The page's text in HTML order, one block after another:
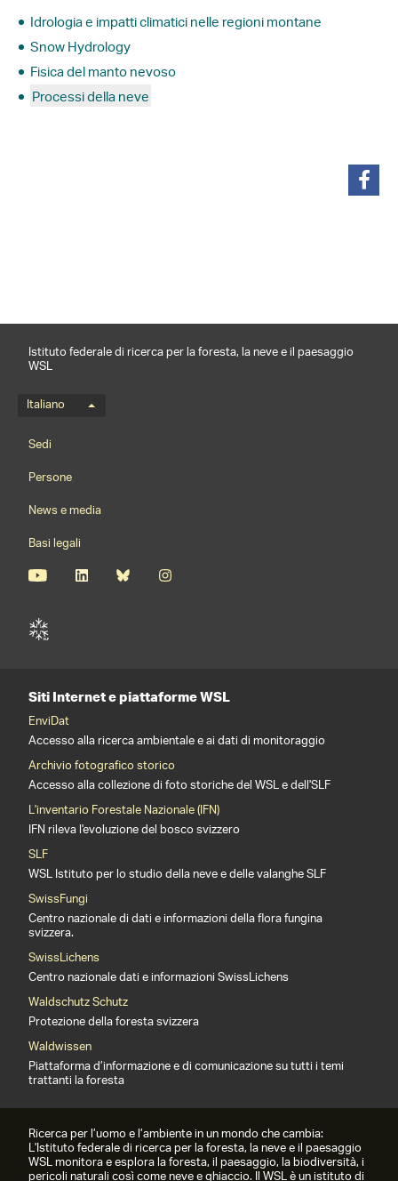
Idrologia e impatti climatici nelle regioni montane
Snow Hydrology
Fisica del manto nevoso
Processi della neve
Istituto federale di ricerca per la foresta, la neve e il paesaggio
WSL
Menu della lingua
Italiano
Footernavigation
Sedi
Persone
News e media
Basi legali
Siti Internet e piattaforme WSL
EnviDat
Accesso alla ricerca ambientale e ai dati di monitoraggio
Archivio fotografico storico
Accesso alla collezione di foto storiche del WSL e dell'SLF
L'inventario Forestale Nazionale (IFN)
IFN rileva l'evoluzione del bosco svizzero
SLF
WSL Istituto per lo studio della neve e delle valanghe SLF
SwissFungi
Centro nazionale di dati e informazioni della flora fungina
svizzera.
SwissLichens
Centro nazionale dati e informazioni SwissLichens
Waldschutz Schutz
Protezione della foresta svizzera
Waldwissen
Piattaforma d’informazione e di comunicazione su tutti i temi
trattanti la foresta
Ricerca per l’uomo e l’ambiente in un mondo che cambia:
L'Istituto federale di ricerca per la foresta, la neve e il paesaggio
WSL monitora e esplora la foresta, il paesaggio, la biodiversità, i